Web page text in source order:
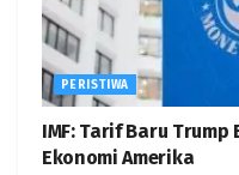
PERISTIWA
IMF: Tarif Baru
Ekonomi Amerika